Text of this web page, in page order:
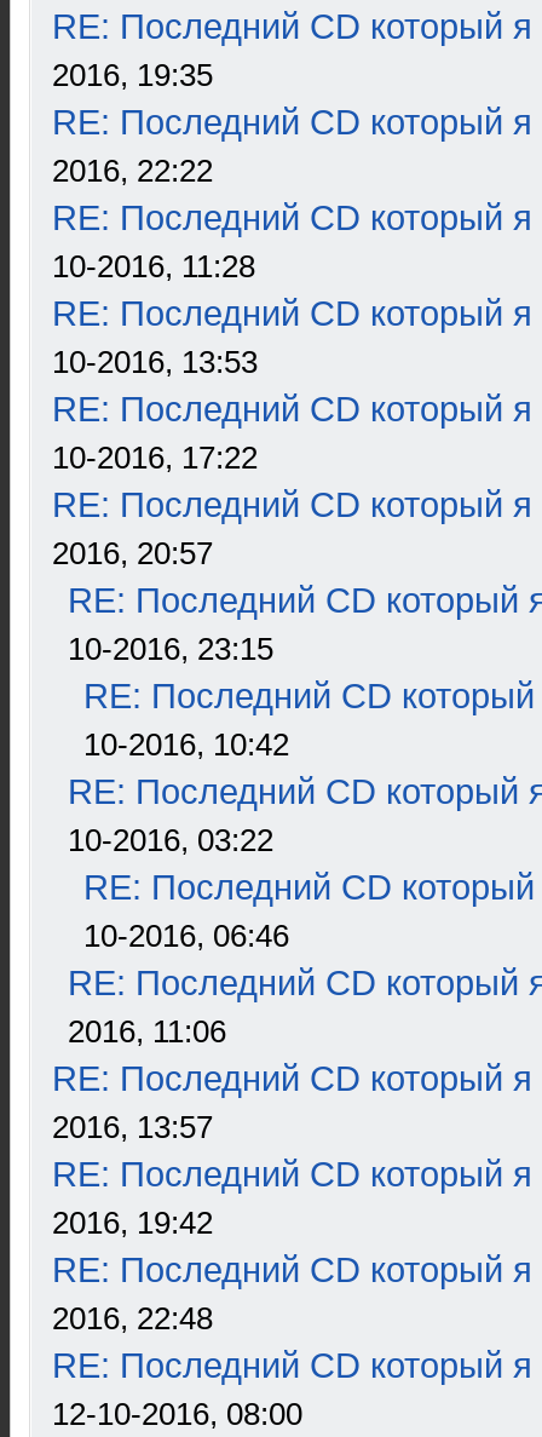
RE: Последний CD который я
2016, 19:35
RE: Последний CD который я
2016, 22:22
RE: Последний CD который я
10-2016, 11:28
RE: Последний CD который я
10-2016, 13:53
RE: Последний CD который я
10-2016, 17:22
RE: Последний CD который я
2016, 20:57
RE: Последний CD который
10-2016, 23:15
RE: Последний CD который
10-2016, 10:42
RE: Последний CD который
10-2016, 03:22
RE: Последний CD который
10-2016, 06:46
RE: Последний CD который
2016, 11:06
RE: Последний CD который я
2016, 13:57
RE: Последний CD который я
2016, 19:42
RE: Последний CD который я
2016, 22:48
RE: Последний CD который я
12-10-2016, 08:00